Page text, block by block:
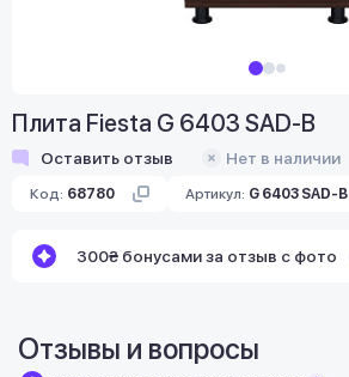
Плита Fiesta G 6403 SAD-B
Оставить отзыв Нет в наличии
Код: 68780 Артикул: G 6403 SAD-B
300₴ бонусами за отзыв с фото
Отзывы и вопросы